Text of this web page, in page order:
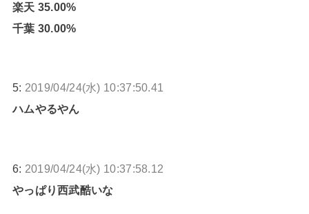
楽天 35.00%
千葉 30.00%
5: 2019/04/24(水) 10:37:50.41
ハムやるやん
6: 2019/04/24(水) 10:37:58.12
やっぱり西武酷いな